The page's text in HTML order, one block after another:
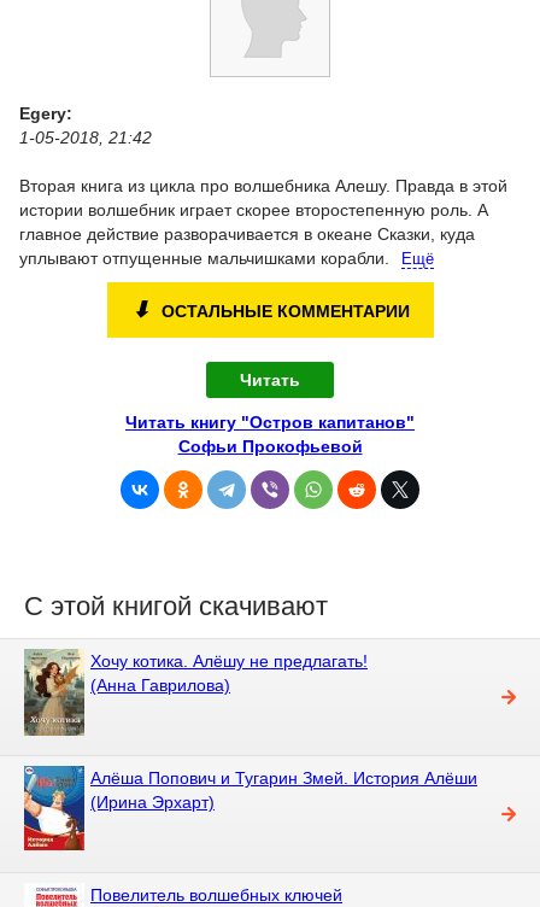
Egery:
1-05-2018, 21:42
Вторая книга из цикла про волшебника Алешу. Правда в этой
истории волшебник играет скорее второстепенную роль. А
главное действие разворачивается в океане Сказки, куда
уплывают отпущенные мальчишками корабли.
Ещё
⬇ ОСТАЛЬНЫЕ КОММЕНТАРИИ
Читать
Читать книгу "Остров капитанов"
Софьи Прокофьевой
С этой книгой скачивают
Хочу котика. Алёшу не предлагать!
(Анна Гаврилова)
Алёша Попович и Тугарин Змей. История Алёши
(Ирина Эрхарт)
Повелитель волшебных ключей